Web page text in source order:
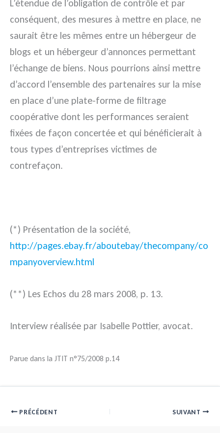
L’étendue de l’obligation de contrôle et par
conséquent, des mesures à mettre en place, ne
saurait être les mêmes entre un hébergeur de
blogs et un hébergeur d’annonces permettant
l’échange de biens. Nous pourrions ainsi mettre
d’accord l’ensemble des partenaires sur la mise
en place d’une plate-forme de filtrage
coopérative dont les performances seraient
fixées de façon concertée et qui bénéficierait à
tous types d’entreprises victimes de
contrefaçon.
(*) Présentation de la société,
http://pages.ebay.fr/aboutebay/thecompany/co
mpanyoverview.html
(**) Les Echos du 28 mars 2008, p. 13.
Interview réalisée par Isabelle Pottier, avocat.
Parue dans la JTIT n°75/2008 p.14
PRÉCÉDENT SUIVANT